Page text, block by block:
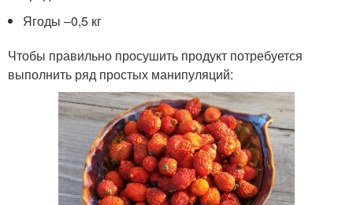
Ягоды –0,5 кг
Чтобы правильно просушить продукт потребуется
выполнить ряд простых манипуляций: